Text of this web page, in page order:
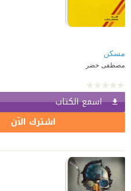
مسكن
مصطفى خضر
اسمع الكتاب
اشترك الآن